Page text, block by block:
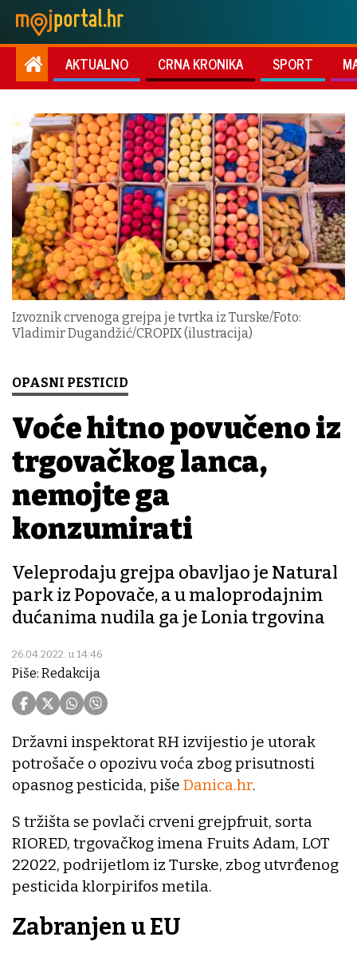
AKTUALNO CRNA KRONIKA SPORT
Izvoznik crvenoga grejpa je tvrtka iz Turske/Foto:
Vladimir Dugandžić/CROPIX (ilustracija)
OPASNI PESTICID
Voće hitno povučeno iz
trgovačkog lanca,
nemojte ga
konzumirati
Veleprodaju grejpa obavljao je Natural
park iz Popovače, a u maloprodajnim
dućanima nudila ga je Lonia trgovina
26.04.2022. u 14:46
Piše: Redakcija
Državni inspektorat RH izvijestio je utorak
potrošače o opozivu voća zbog prisutnosti
opasnog pesticida, piše Danica.hr.
S tržišta se povlači crveni grejpfruit, sorta
RIORED, trgovačkog imena Fruits Adam, LOT
22022, podrijetlom iz Turske, zbog utvrđenog
pesticida klorpirifos metila.
Zabranjen u EU